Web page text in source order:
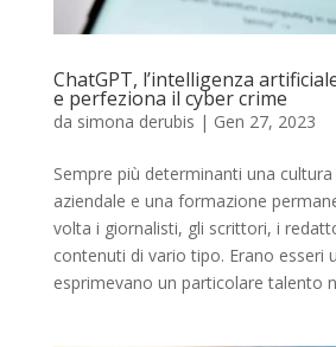
ChatGPT, l’intelligenza
e perfeziona il cyber crime
da simona derubis | Gen 27, 2023
Sempre più determinanti una
aziendale e una formazione
volta i giornalisti, gli scrittori, i
contenuti di vario tipo. Erano esseri
esprimevano un particolare talento